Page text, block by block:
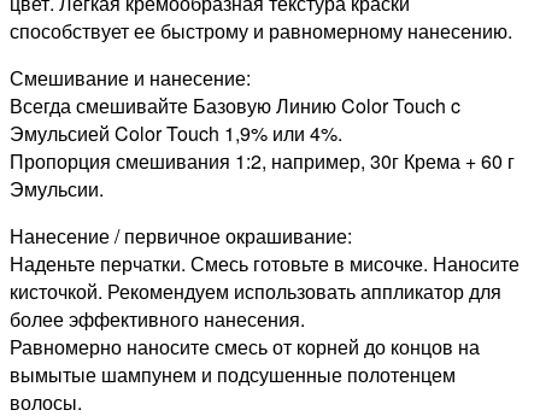
способствует ее быстрому и равномерному нанесению.
Смешивание и нанесение:
Всегда смешивайте Базовую Линию Color Touch c
Эмульсией Color Touch 1,9% или 4%.
Пропорция смешивания 1:2, например, 30г Крема + 60 г
Эмульсии.
Нанесение / первичное окрашивание:
Наденьте перчатки. Смесь готовьте в мисочке. Наносите
кисточкой. Рекомендуем использовать аппликатор для
более эффективного нанесения.
Равномерно наносите смесь от корней до концов на
вымытые шампунем и подсушенные полотенцем
волосы.